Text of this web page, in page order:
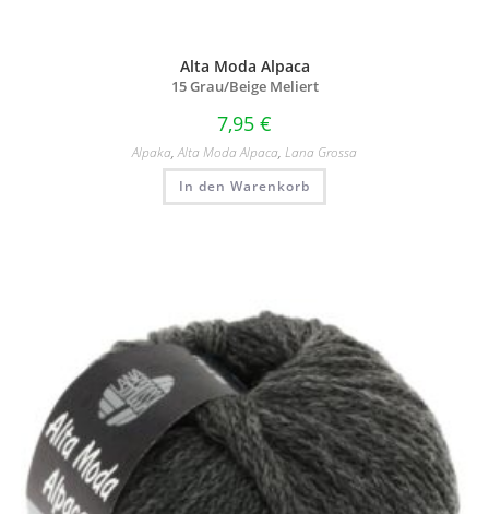
Alta Moda Alpaca
15 Grau/Beige Meliert
7,95 €
Alpaka,Alta Moda Alpaca, Lana Grossa
In den Warenkorb